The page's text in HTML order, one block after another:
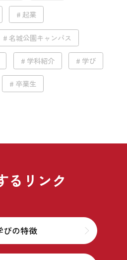
起業
名城公園キャンパス
学科紹介 学び
卒業生
るリンク
びの特徴